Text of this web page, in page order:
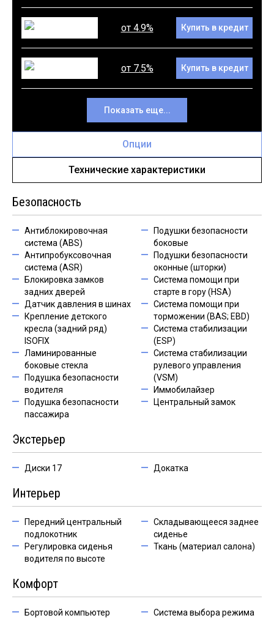
от 4.9% Купить в кредит
от 7.5% Купить в кредит
Показать еще...
Опции
Технические характеристики
Безопасность
Антиблокировочная
система (ABS)
Антипробуксовочная
система (ASR)
Блокировка замков
задних дверей
Датчик давления в шинах
Крепление детского
кресла (задний ряд)
ISOFIX
Ламинированные
боковые стекла
Подушка безопасности
водителя
Подушка безопасности
пассажира
Подушки безопасности
боковые
Подушки безопасности
оконные (шторки)
Система помощи при
старте в гору (HSA)
Система помощи при
торможении (BAS; EBD)
Система стабилизации
(ESP)
Система стабилизации
рулевого управления
(VSM)
Иммобилайзер
Центральный замок
Экстерьер
Диски 17 Докатка
Интерьер
Передний центральный
подлокотник
Регулировка сиденья
водителя по высоте
Складывающееся заднее
сиденье
Ткань (материал салона)
Комфорт
Бортовой компьютер
Система выбора режима